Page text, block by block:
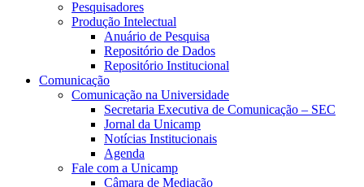
Pesquisadores
Produção Intelectual
Anuário de Pesquisa
Repositório de Dados
Repositório Institucional
Comunicação
Comunicação na Universidade
Secretaria Executiva de Comunicação – SEC
Jornal da Unicamp
Notícias Institucionais
Agenda
Fale com a Unicamp
Câmara de Mediação